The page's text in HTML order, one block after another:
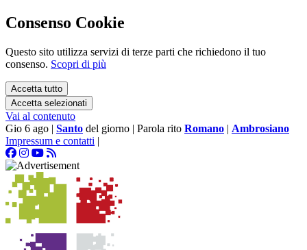
Consenso Cookie
Questo sito utilizza servizi di terze parti che richiedono il tuo
consenso. Scopri di più
Accetta tutto
Accetta selezionati
Vai al contenuto
Gio 6 ago | Santo del giorno | Parola rito Romano | Ambrosiano
Impressum e contatti |